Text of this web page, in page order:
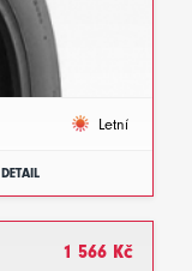
Letní
DETAIL
1 566 Kč